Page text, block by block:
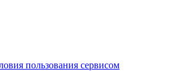
пользования сервисом